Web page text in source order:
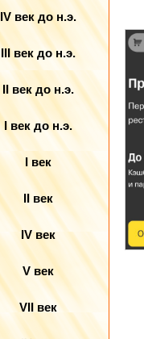
IV век до н.э.
III век до н.э.
II век до н.э.
I век до н.э.
I век
II век
IV век
V век
VII век